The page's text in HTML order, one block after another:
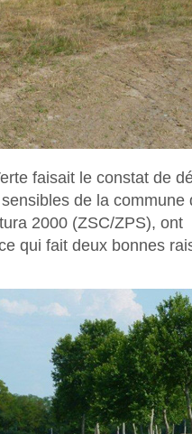
faisait le constat de
de la commune
2000 (ZSC/ZPS), ont
qui fait deux bonnes